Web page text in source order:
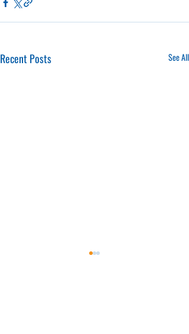
Recent Posts See All